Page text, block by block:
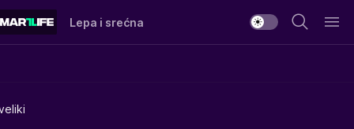
Lepa i srećna